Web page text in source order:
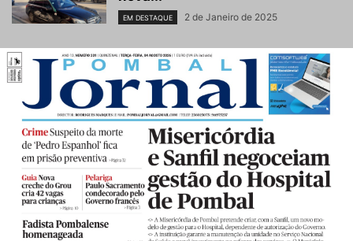
EM DESTAQUE 2 de Janeiro de 2025